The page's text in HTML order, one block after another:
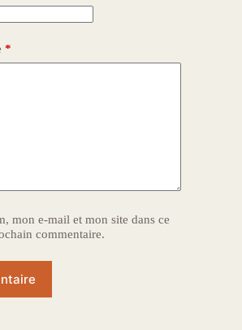
*
mon e-mail et mon site dans ce
commentaire.